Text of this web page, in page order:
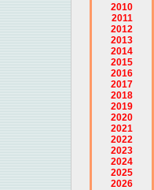
2010
2011
2012
2013
2014
2015
2016
2017
2018
2019
2020
2021
2022
2023
2024
2025
2026